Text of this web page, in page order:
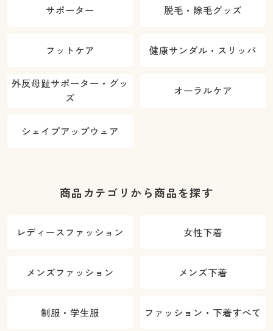
サポーター 脱毛・除毛グッズ
フットケア 健康サンダル・スリッパ
外反母趾サポーター・グッ
ズ
オーラルケア
シェイプアップウェア
商品カテゴリから商品を探す
レディースファッション 女性下着
メンズファッション メンズ下着
制服・学生服 ファッション・下着すべて